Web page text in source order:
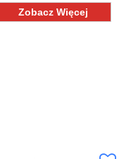
Zobacz Więcej